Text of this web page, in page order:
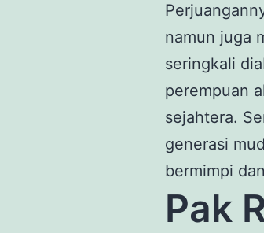
namun juga
seringkali
perempuan
sejahtera.
generasi
bermimpi
Pak